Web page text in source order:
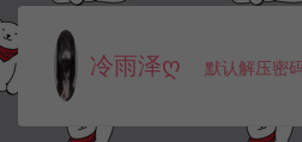
冷雨泽ღ 默认解压密